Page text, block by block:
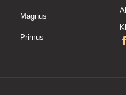
Magnus
Primus